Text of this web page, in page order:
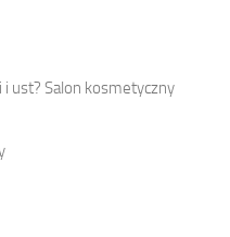
ust? Salon kosmetyczny